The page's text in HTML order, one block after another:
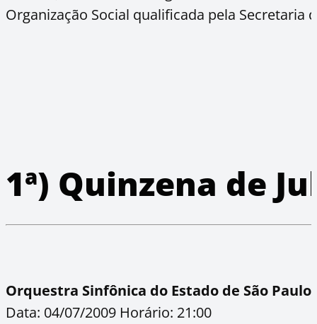
Organização Social qualificada pela Secretaria
1ª) Quinzena de
Orquestra Sinfônica do Estado de São Paulo
Data: 04/07/2009 Horário: 21:00